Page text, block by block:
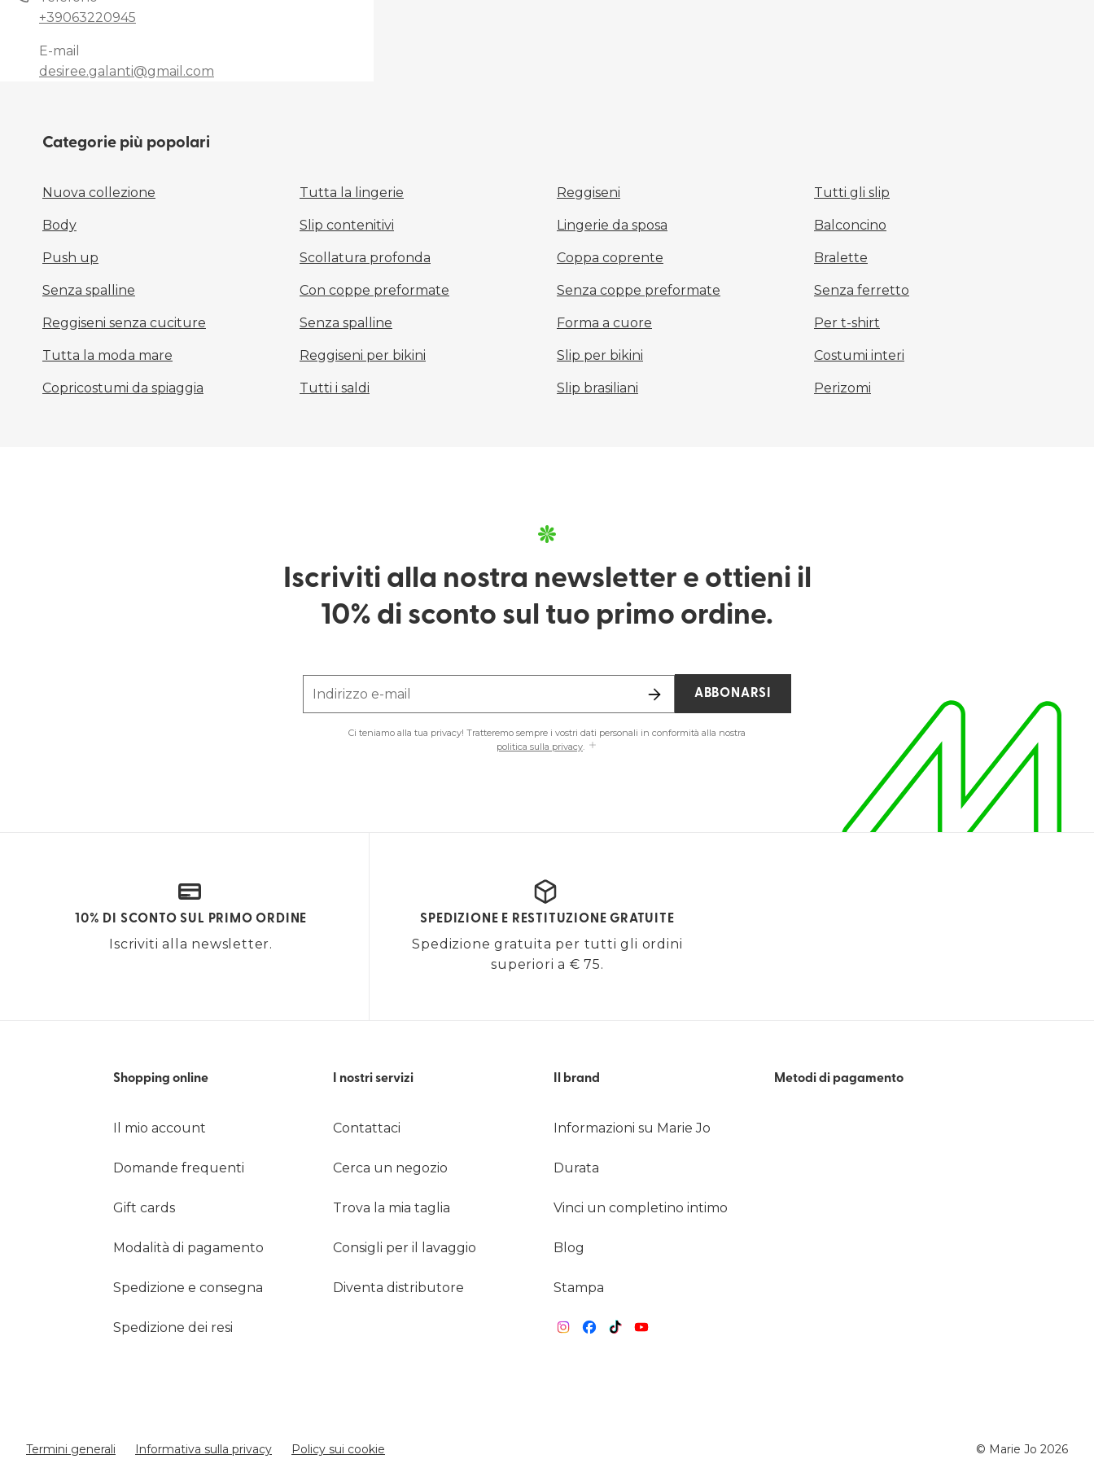
+39063220945
E-mail
desiree.galanti@gmail.com
Categorie più popolari
Nuova collezione Tutta la lingerie Reggiseni Tutti gli slip
Body Slip contenitivi Lingerie da sposa Balconcino
Push up Scollatura profonda Coppa coprente Bralette
Senza spalline Con coppe preformate Senza coppe preformate Senza ferretto
Reggiseni senza cuciture Senza spalline Forma a cuore Per t-shirt
Tutta la moda mare Reggiseni per bikini Slip per bikini Costumi interi
Copricostumi da spiaggia Tutti i saldi Slip brasiliani Perizomi
Iscriviti alla nostra newsletter e ottieni il
10% di sconto sul tuo primo ordine.
Indirizzo e-mail
Ci teniamo alla tua privacy! Tratteremo sempre i vostri dati personali in conformità alla nostra
politica sulla privacy.
ABBONARSI
10% DI SCONTO SUL PRIMO ORDINE
Iscriviti alla newsletter.
SPEDIZIONE E RESTITUZIONE GRATUITE
Spedizione gratuita per tutti gli ordini
superiori a € 75.
Shopping online
Il mio account
Domande frequenti
Gift cards
Modalità di pagamento
Spedizione e consegna
Spedizione dei resi
I nostri servizi
Contattaci
Cerca un negozio
Trova la mia taglia
Consigli per il lavaggio
Diventa distributore
Il brand
Informazioni su Marie Jo
Durata
Vinci un completino intimo
Blog
Stampa
Metodi di pagamento
Termini generali Informativa sulla privacy Policy sui cookie ©️ Marie Jo 2026